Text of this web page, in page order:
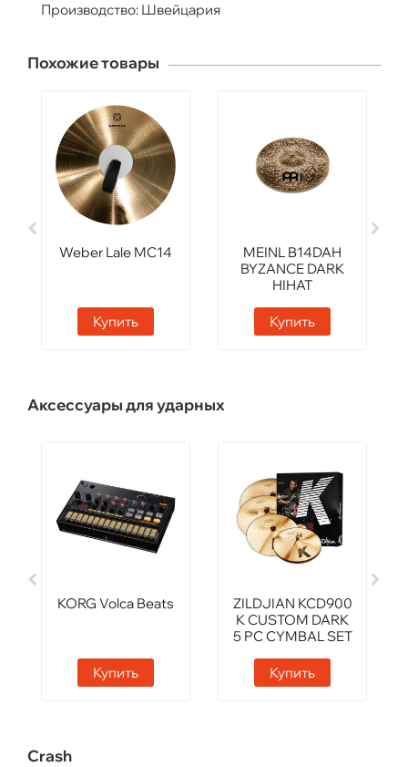
Производство: Швейцария
Похожие товары
Weber Lale MC14
Купить
MEINL B14DAH
BYZANCE DARK
HIHAT
Купить
Аксессуары для ударных
KORG Volca Beats
Купить
ZILDJIAN KCD900
K CUSTOM DARK
5 PC CYMBAL SET
Купить
Crash